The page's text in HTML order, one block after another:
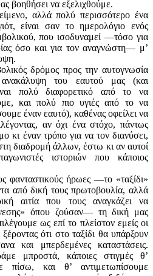
βοηθήσει να εξελιχθούμε.
αλλά πολύ περισσότερο ένα
είναι σαν το ημερολόγιο ενός
που ισοδυναμεί —τόσο για
όσο και για τον αναγνώστη— μ’
δρόμος προς την αυτογνωσία
του εαυτού μας (και
πολύ διαφορετικό από το να
και πολύ πιο υγιές από το να
έναν εαυτό), καθένας οφείλει να
αν όχι ένα στόχο, πάντως
κι έναν τρόπο για να τον διανύσει,
διαδρομή άλλων, έστω κι αν αυτοί
ιστοριών που κάποιος
φανταστικούς ήρωες —το «ταξίδι»
από δική τους πρωτοβουλία, αλλά
αιτία που τους αναγκάζει να
όπου ζούσαν— τη δική μας
ως επί το πλείστον εμείς οι
ότι στο ταξίδι θα υπάρξουν
και μπερδεμένες καταστάσεις.
μπροστά, κάποιες στιγμές θ’
πίσω, και θ’ αντιμετωπίσουμε